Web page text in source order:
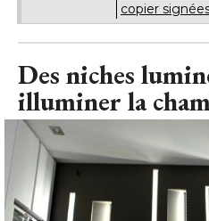
copier
Des niches
illuminer la